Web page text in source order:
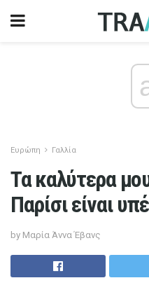
Ευρώπη Γαλλία
Τα καλύτερα
Παρίσι είναι
by Μαρία Άννα Έβανς